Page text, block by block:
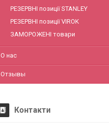
РЕЗЕРВНІ позиції STANLEY
РЕЗЕРВНІ позиції VIROK
ЗАМОРОЖЕНІ товари
О нас
Отзывы
Контакти